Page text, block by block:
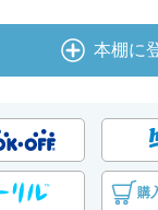
本棚に
購